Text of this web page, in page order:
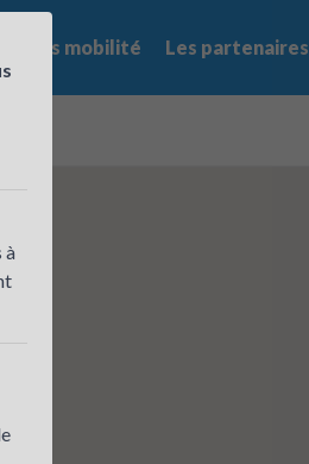
offres mobilité Les partenaires
à